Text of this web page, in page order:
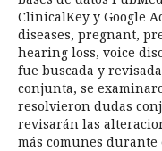
ClinicalKey y Google
diseases, pregnant,
hearing loss, voice
fue buscada y
conjunta, se
resolvieron dudas
revisarán las
más comunes durante